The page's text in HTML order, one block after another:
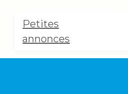
Petites
annonces